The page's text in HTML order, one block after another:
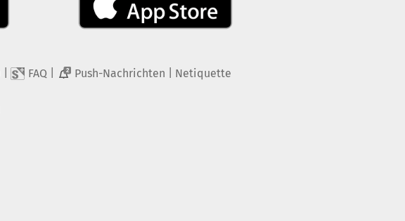
FAQ 2 Push-Nachrichten Netiquette